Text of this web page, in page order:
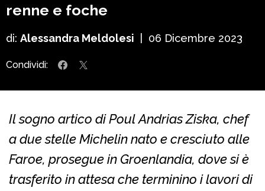
renne e foche
di: Alessandra Meldolesi 06 Dicembre 2023
Condividi:
Il sogno artico di Poul Andrias Ziska, chef
a due stelle Michelin nato e cresciuto alle
Faroe, prosegue in Groenlandia, dove si è
trasferito in attesa che terminino i lavori di